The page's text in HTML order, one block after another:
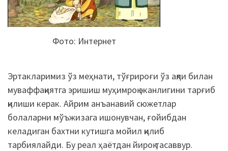
Фото: Интернет
Эртакларимиз ўз меҳнати, тўғрироғи ўз ақли билан
муваффақиятга эришиш муҳимроқ эканлигини тарғиб
қилиши керак. Айрим анъанавий сюжетлар
болаларни мўъжизага ишонувчан, ғойибдан
келадиган бахтни кутишга мойил қилиб
тарбиялайди. Бу реал ҳаётдан йироқ тасаввур.